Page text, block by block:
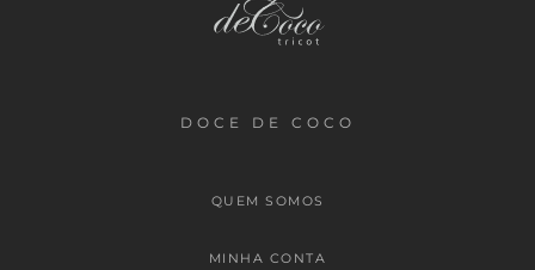
DOCE DE COCO
QUEM SOMOS
MINHA CONTA